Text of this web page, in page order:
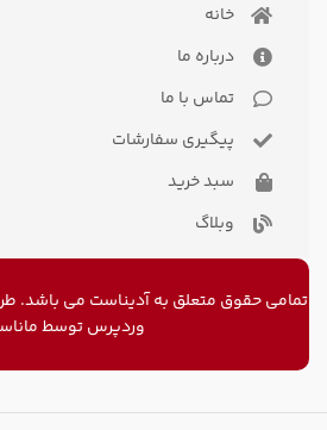
خانه
درباره ما
تماس با ما
پیگیری سفارشات
سبد خرید
وبلاگ
تمامی حقوق متعلق به آدیناست می باشد.
وردپرستوسط